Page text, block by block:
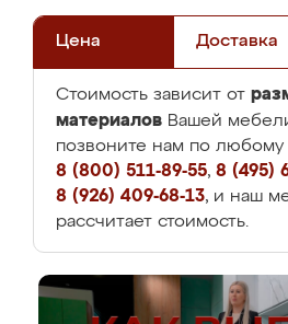
Цена Доставка
Стоимость зависит от
материалов Вашей
позвоните нам по любому
8 (800) 511-89-55, 8 (495)
8 (926) 409-68-13, и наш
рассчитает стоимость.